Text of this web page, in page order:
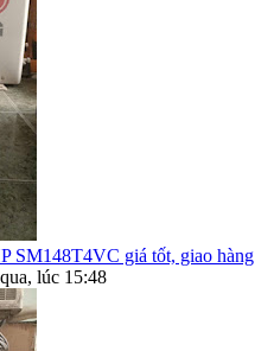
SM148T4VC giá tốt, giao hàng
lúc 15:48